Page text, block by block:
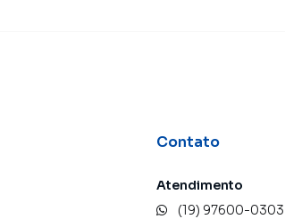
Contato
Atendimento
(19) 97600-0303